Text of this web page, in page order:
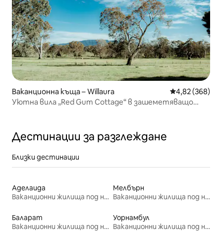
Ваканционна къща – Willaura Средна
4,82 (368)
Уютна вила „Red Gum Cottage“ в зашеметяващо
Дестинации за разглеждане
Близки дестинации
Аделаида
Ваканционни жилища под наем
Мелбърн
Ваканционни жилища под наем
Баларат
Ваканционни жилища под наем
Уорнамбул
Ваканционни жилища под наем